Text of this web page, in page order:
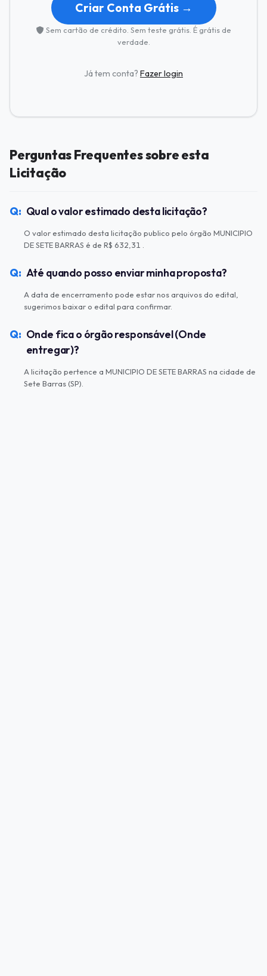
Criar Conta Grátis →
Sem cartão de crédito. Sem teste grátis. É grátis de
verdade.
Já tem conta? Fazer login
Perguntas Frequentes sobre esta
Licitação
Qual o valor estimado desta licitação?
O valor estimado desta licitação publico pelo órgão MUNICIPIO
DE SETE BARRAS é de R$ 632,31 .
Até quando posso enviar minha proposta?
A data de encerramento pode estar nos arquivos do edital,
sugerimos baixar o edital para confirmar.
Onde fica o órgão responsável (Onde
entregar)?
A licitação pertence a MUNICIPIO DE SETE BARRAS na cidade de
Sete Barras (SP).